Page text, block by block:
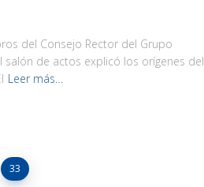
del Consejo Rector del Grupo
salón de actos explicó los orígenes del
Leer más…
33